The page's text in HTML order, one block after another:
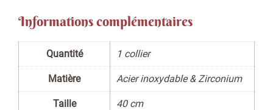
Informations complémentaires
Quantité 1 collier
Matière Acier inoxydable & Zirconium
Taille 40 cm